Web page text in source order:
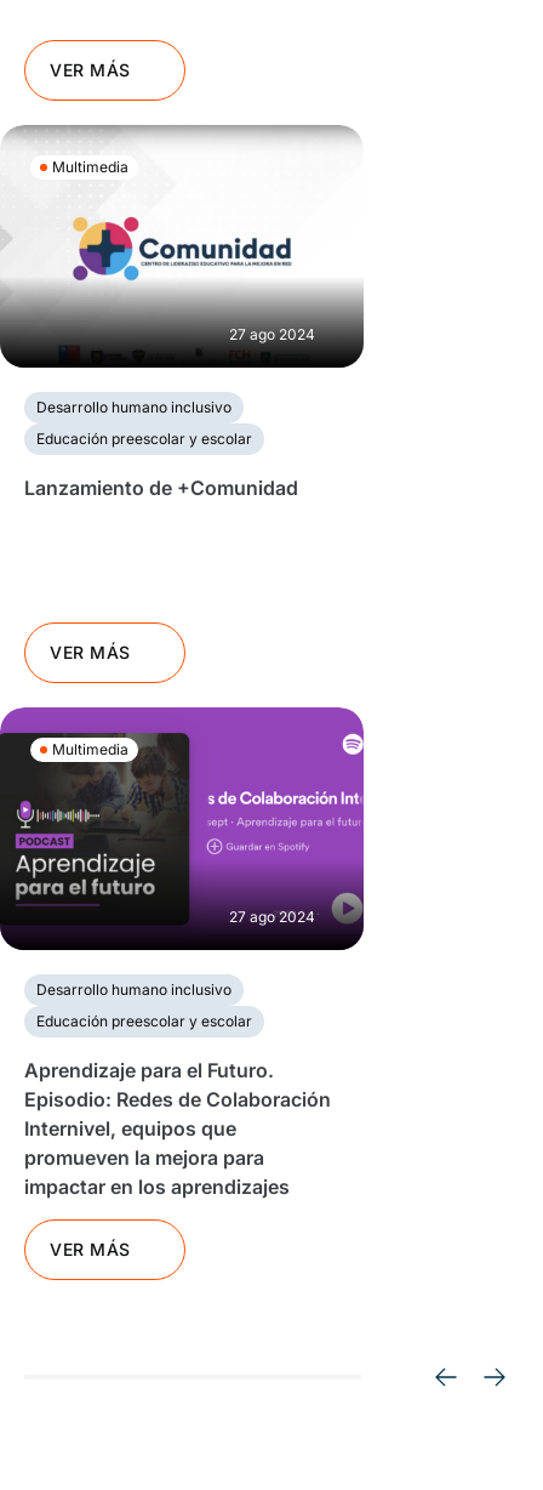
VER MÁS
Multimedia
27 ago 2024
Desarrollo humano inclusivo
Educación preescolar y escolar
Lanzamiento de +Comunidad
VER MÁS
Multimedia
27 ago 2024
Desarrollo humano inclusivo
Educación preescolar y escolar
Aprendizaje para el Futuro.
Episodio: Redes de Colaboración
Internivel, equipos que
promueven la mejora para
impactar en los aprendizajes
VER MÁS